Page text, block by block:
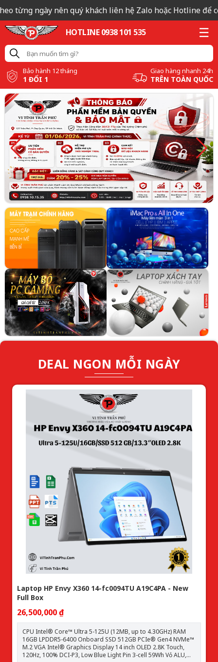
ngày nên quý khách liên hệ Zalo hoặc Hotline để có
HOTLINE 0938 101 535
Bảo hành 12 tháng
1 ĐỔI 1
Giao hàng nhanh 24h
TRÊN TOÀN QUỐC
DEAL NGON MỖI NGÀY
Laptop HP Envy X360 14-fc0094TU A19C4PA - New
Full Box
26,500,000 ₫
CPU Intel® Core™ Ultra 5-125U (12MB, up to 4.30GHz) RAM
16GB LPDDR5-6400 Onboard SSD 512GB PCIe® Gen4 NVMe™
M.2 VGA Intel® Graphics Display 14 inch OLED 2.8K Touch,
120Hz, 100% DCI-P3, Low Blue Light Pin 3-cell 59Wh Vỏ ALU,